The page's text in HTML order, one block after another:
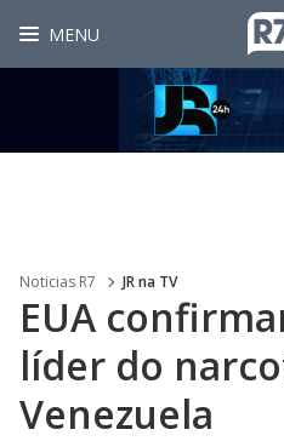
MENU
Noticias R7 JR na TV
EUA
líder do
Venezuela